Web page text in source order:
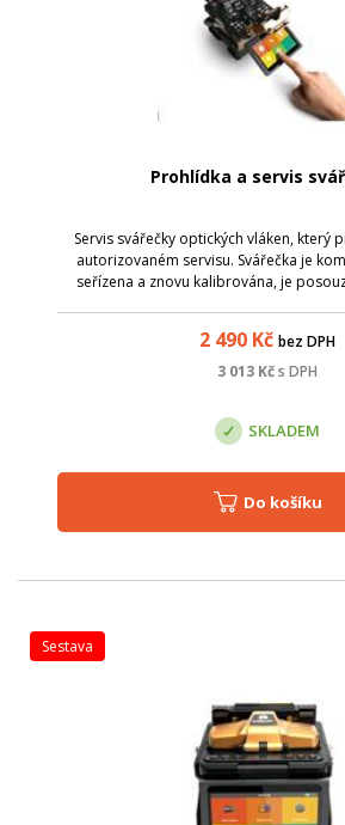
Prohlídka a servis
Servis svářečky optických vláken, který
autorizovaném servisu. Svářečka je
seřízena a znovu kalibrována, je
2 490 Kč bez DPH
3 013 Kčs DPH
SKLADEM
Do košíku
sestava